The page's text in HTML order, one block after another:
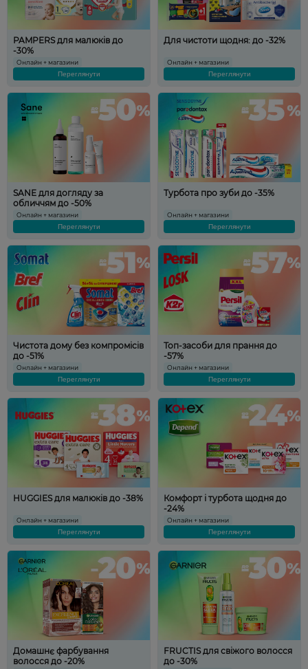
PAMPERS для малюків до
-30%
Онлайн + магазини
Переглянути
Для чистоти щодня: до -32%
Онлайн + магазини
Переглянути
SANE для догляду за
обличчям до -50%
Онлайн + магазини
Переглянути
Турбота про зуби до -35%
Онлайн + магазини
Переглянути
Чистота дому без компромісів
до -51%
Онлайн + магазини
Переглянути
Топ-засоби для прання до
-57%
Онлайн + магазини
Переглянути
HUGGIES для малюків до -38%
Онлайн + магазини
Переглянути
Комфорт і турбота щодня до
-24%
Онлайн + магазини
Переглянути
Домашнє фарбування
волосся до -20%
FRUCTIS для свіжого волосся
до -30%